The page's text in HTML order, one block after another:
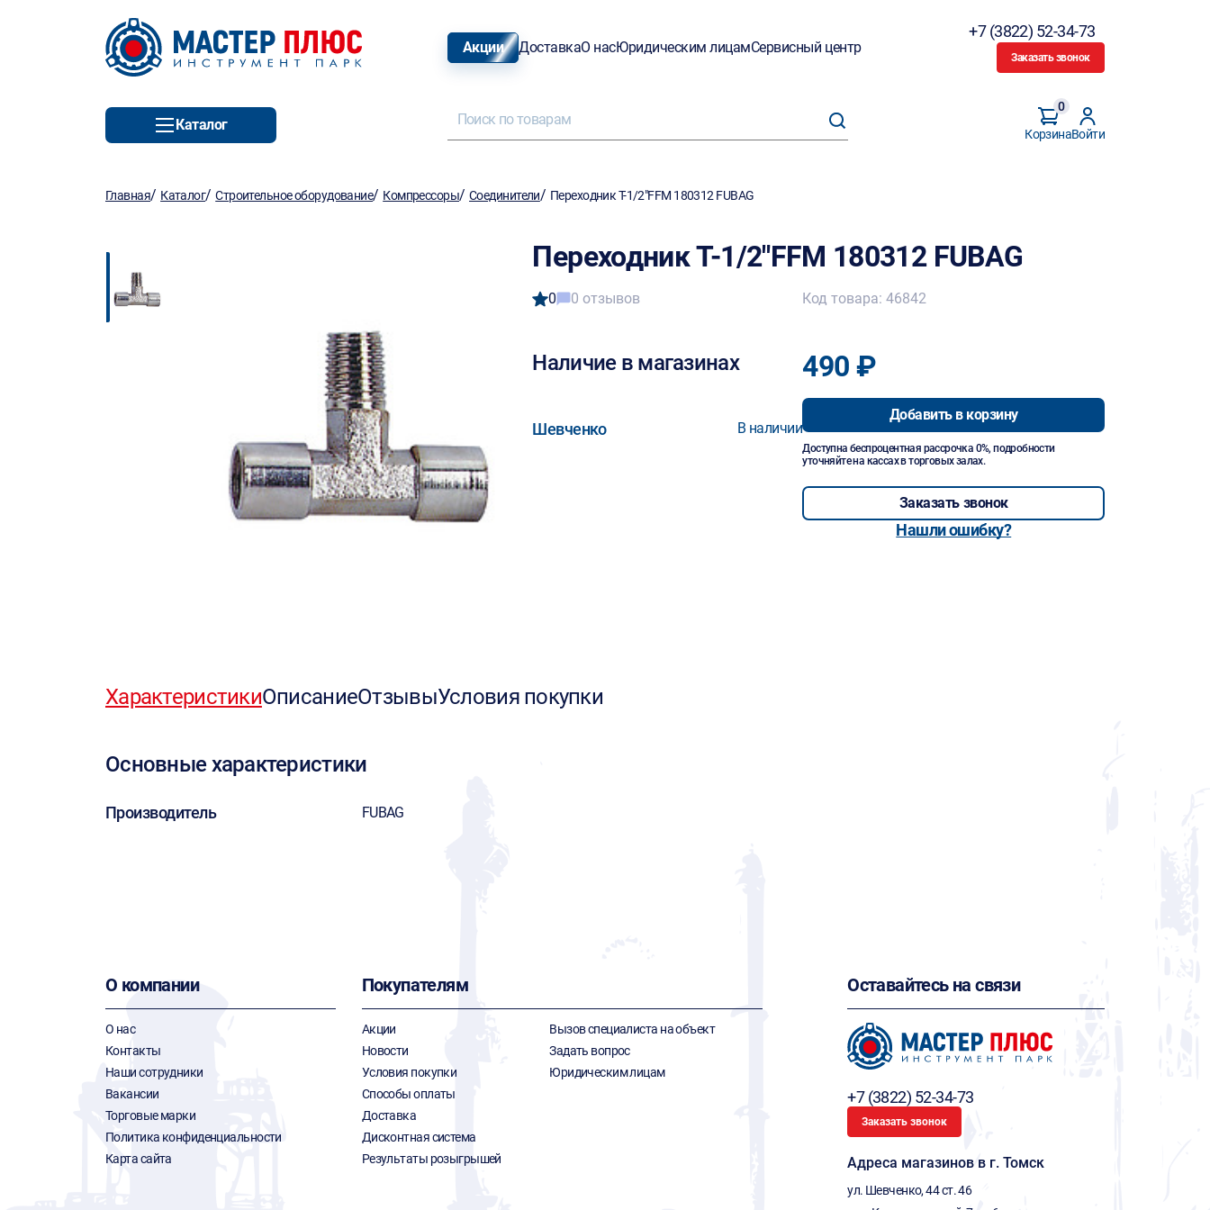
Акции ДоставкаО насЮридическим лицамСервисный центр
+7 (3822) 52-34-73
Заказать звонок
Каталог
Корзина
0
Войти
Главная/ Каталог/Строительное оборудование/ Компрессоры/Соединители/ Переходник T-1/2"FFM 180312 FUBAG
Переходник T-1/2"FFM 180312 FUBAG
0 0 отзывов
Наличие в магазинах
Шевченко В наличии
Код товара: 46842
490 ₽
Добавить в корзину
Доступна беспроцентная рассрочка 0%, подробности
уточняйте на кассах в торговых залах.
Заказать звонок
Нашли ошибку?
ХарактеристикиОписаниеОтзывыУсловия покупки
Основные характеристики
Производитель FUBAG
О компании
О нас
Контакты
Наши сотрудники
Вакансии
Торговые марки
Политика конфиденциальности
Карта сайта
Покупателям
Акции
Новости
Условия покупки
Способы оплаты
Доставка
Дисконтная система
Результаты розыгрышей
Вызов специалиста на объект
Задать вопрос
Юридическим лицам
Оставайтесь на связи
+7 (3822) 52-34-73
Заказать звонок
Адреса магазинов в г. Томск
ул. Шевченко, 44 ст. 46